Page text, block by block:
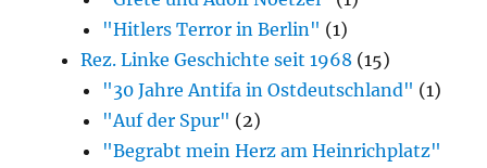
"Hitlers Terror in Berlin" (1)
Rez. Linke Geschichte seit 1968 (15)
"30 Jahre Antifa in Ostdeutschland" (1)
"Auf der Spur" (2)
"Begrabt mein Herz am Heinrichplatz"